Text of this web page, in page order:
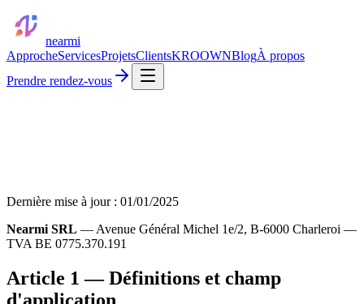
nearmi
ApprocheServicesProjetsClientsKROOWNBlogÀ propos
Prendre rendez-vous
Dernière mise à jour : 01/01/2025
Nearmi SRL — Avenue Général Michel 1e/2, B-6000 Charleroi —
TVA BE 0775.370.191
Article 1 — Définitions et champ
d'application